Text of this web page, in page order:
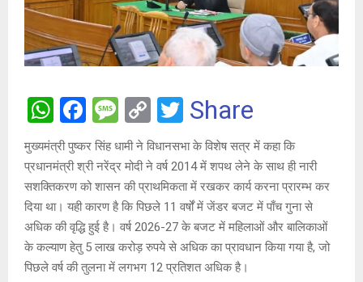
W
h
at
s
A
p
p
F
a
ce
b
o
o
k
M
es
s
a
g
e
C
o
py
Li
n
k
T
wi
tt
er
Share
मुख्यमंत्री पुष्कर सिंह धामी ने विधानसभा के विशेष सत्र में कहा कि
प्रधानमंत्री श्री नरेंद्र मोदी ने वर्ष 2014 में शपथ लेने के साथ ही नारी
सशक्तिकरण को शासन की प्राथमिकता में रखकर कार्य करना प्रारम्भ कर
दिया था। यही कारण है कि पिछले 11 वर्षों में जेंडर बजट में पाँच गुना से
अधिक की वृद्धि हुई है। वर्ष 2026-27 के बजट में महिलाओं और बालिकाओं
के कल्याण हेतु 5 लाख करोड़ रुपये से अधिक का प्रावधान किया गया है, जो
पिछले वर्ष की तुलना में लगभग 12 प्रतिशत अधिक है।